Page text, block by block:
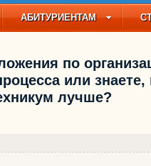
АБИТУРИЕНТАМ
ГОД
по
или знаете,
лучше?